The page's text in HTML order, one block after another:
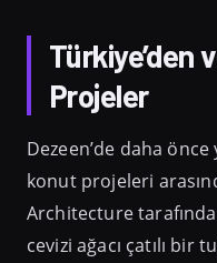
Türkiye’den
Projeler
Dezeen’de daha
konut projeleri
Architecture
cevizi ağacı çatılı bir